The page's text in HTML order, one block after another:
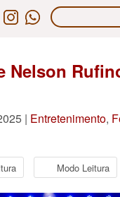
Nelson
| Entretenimento,
Modo Leitura